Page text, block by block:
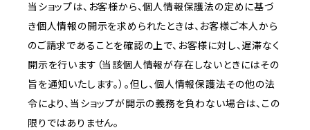
当ショップは、お客様から、個人情報保護法の定めに基づ
き個人情報の開示を求められたときは、お客様ご本人から
のご請求であることを確認の上で、お客様に対し、遅滞なく
開示を行います（当該個人情報が存在しないときにはその
旨を通知いたします。）。但し、個人情報保護法その他の法
令により、当ショップが開示の義務を負わない場合は、この
限りではありません。